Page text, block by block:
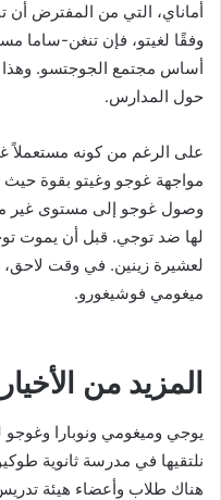
أماناي، التي من المفترض
وفقًا لغيتو، فإن تنغن-ساما
أساس مجتمع الجوجتسو. وهذا
حول المدارس.
على الرغم من كونه مستعملاً
مواجهة غوجو وغيتو بقوة
وصول غوجو إلى مستوى غير
لها ضد توجي. قبل أن يموت
لعشيرة زينين. في وقت لاحق،
ميغومي فوشيغورو.
المزيد من
يوجي وميغومي ونوبارا
نلتقيها في مدرسة ثانوية
هناك طلاب وأعضاء هيئة